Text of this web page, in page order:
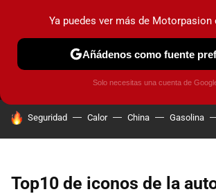
MENÚ
COCHES ELÉCTRICOS
HOY SE HABLA DE
Seguridad Calor China Gasolina
Top10 de iconos de la
Ya puedes ver más de Motorpasion
Añádenos como fuente
Solo necesitas una cuenta de